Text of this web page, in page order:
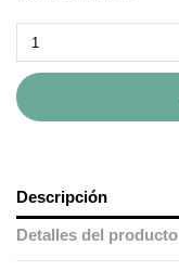
Descripción
Detalles del producto